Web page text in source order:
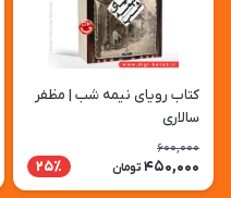
کتاب رویای نیمه شب | مظفر
سالاری
600,000
450,000 تومان 25٪